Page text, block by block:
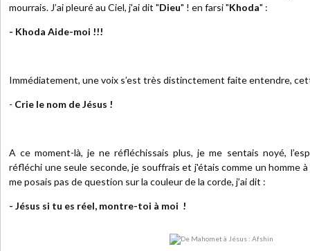
mourrais. J’ai pleuré au Ciel, j'ai dit "Dieu" ! en farsi "Khoda" :
- Khoda Aide-moi !!!
Immédiatement, une voix s’est très distinctement faite entendre,
- Crie le nom de Jésus !
A ce moment-là, je ne réfléchissais plus, je me sentais noyé,
réfléchi une seule seconde, je souffrais et j'étais comme un homme
me posais pas de question sur la couleur de la corde, j’ai dit :
- Jésus si tu es réel, montre-toi à moi !